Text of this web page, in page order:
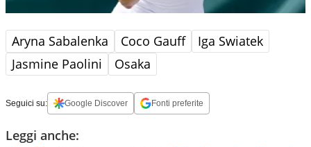
Aryna Sabalenka Coco Gauff
Iga Swiatek
Jasmine Paolini
Osaka
Seguici su: Google Discover Fonti preferite
Leggi anche: